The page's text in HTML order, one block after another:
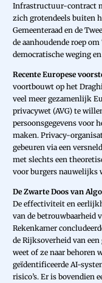
Infrastructuur-contract
zich grotendeels buiten
Gemeenteraad en de
de aanhoudende roep om
democratische weging
Recente Europese
voortbouwt op het
veel meer gezamenlijk
privacywet (AVG) te
persoonsgegevens voor
maken. Privacy-
gebeuren via een
met slechts een
voor burgers nauwelijks
De Zwarte Doos van
De effectiviteit en
van de betrouwbaarheid
Rekenkamer
de Rijksoverheid van
weet of ze naar behoren
geïdentificeerde AI-
risico’s. Er is bovendien